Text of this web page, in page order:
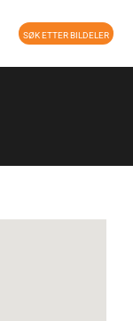
SØK ETTER BILDELER